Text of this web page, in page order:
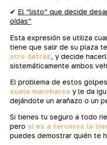
✔ El “listo” que decide
oídas”
Esta expresión se utiliza
tiene que salir de su plaza
otro detrás, y decide
sistemáticamente ambos
El problema de estos
suele marcharse y le da
dejándote un arañazo o un
Si tienes tu seguro a todo
pero si es a terceros lo
puedes demostrar quién te